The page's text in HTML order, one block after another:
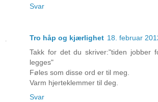
Svar
Tro håp og kjærlighet 18. februar
Takk for det du skriver:"tiden jobber
legges"
Føles som disse ord er til meg.
Varm hjerteklemmer til deg.
Svar